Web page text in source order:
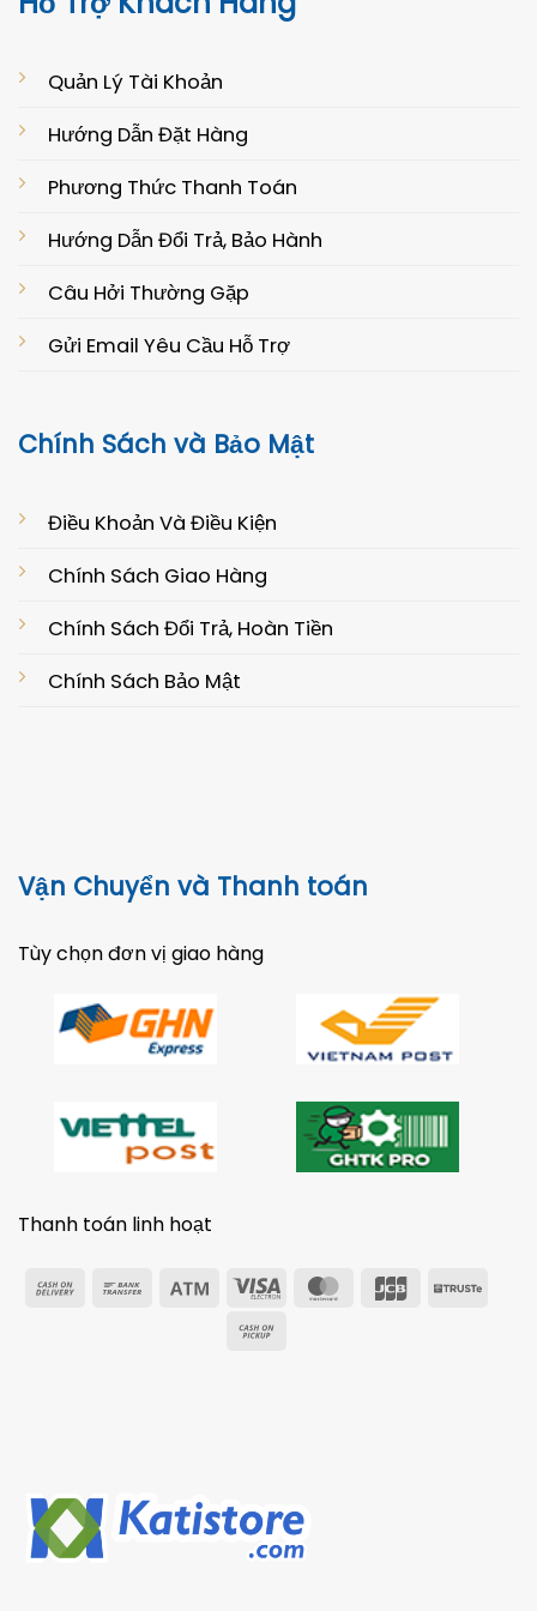
Quản Lý Tài Khoản
Hướng Dẫn Đặt Hàng
Phương Thức Thanh Toán
Hướng Dẫn Đổi Trả, Bảo Hành
Câu Hởi Thường Gặp
Gửi Email Yêu Cầu Hỗ Trợ
Chính Sách và Bảo Mật
Điều Khoản Và Điều Kiện
Chính Sách Giao Hàng
Chính Sách Đổi Trả, Hoàn Tiền
Chính Sách Bảo Mật
Vận Chuyển và Thanh toán
Tùy chọn đơn vị giao hàng
Thanh toán linh hoạt
Cash
Bank
Atm
Visa
MasterCard
JCB